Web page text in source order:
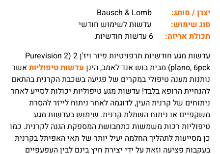
יצרן / מותג:
סוג שימוש:
עדשות לשימוש חודשי
תכולת אריזה:
עדשות מגע חודשיות תרפויטיות פיור ויז'ן 2 (Purevision 2
plano, 6pck) מבית בוש אנד לאמב,
הינן עדשות טיפוליותאשר
נותנות מענה טיפולי במקרים של פגיעה בשכבת הקרנית בהתאם
להנחיית הרופא בלבד! עדשות מגע טיפוליות יכולות לסייע לאחר
ניתוחים של קרנית העין, לדוגמה לאחר ניתוח לייזר להסרת
משקפיים או ניתוח השתלת קרנית. שימוש בעדשות מגע
טיפוליות רכות משמשות כתחבושת המספקת הגנה לקרנית. כמו
כן מסייעות לתהליך החלמה יעיל יותר של תאי האפיתל בקרנית
בעקבות פציעה וזאת על ידי יצירת חיץ בינם לבין העפעפיים